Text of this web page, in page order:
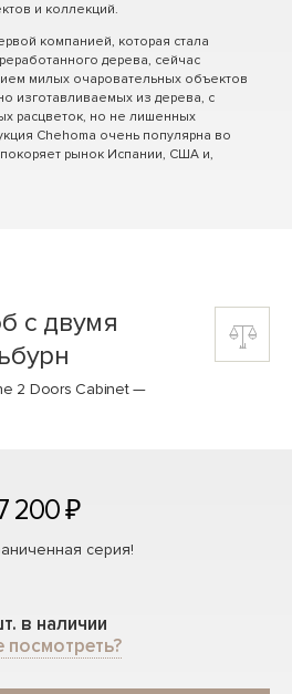
и коллекций.
компанией, которая стала
дерева, сейчас
милых очаровательных объектов
изготавливаемых из дерева, с
расцветок, но не лишенных
Chehoma очень популярна во
рынок Испании, США и,
с двумя
2 Doors Cabinet—
200 ₽
серия!
в наличии
посмотреть?